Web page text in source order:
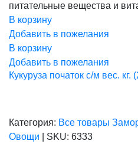
питательные вещества и
В корзину
Добавить в пожелания
В корзину
Добавить в пожелания
Кукуруза початок с/м вес. кг.
Категория: Все товары
Овощи
SKU: 6333